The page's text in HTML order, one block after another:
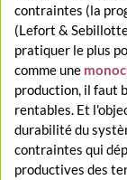
contraintes (la
(Lefort &
pratiquer le plus
comme une
production, il faut
rentables. Et
durabilité du
contraintes qui
productives des